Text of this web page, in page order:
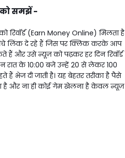
समझें -
रिवॉर्ड(Earn Money Online) मिलता है
लिंक दे रहे हैं जिस पर क्लिक करके आप
और उसे न्यूज़ को पढ़कर हर दिन रिवॉर्ड
रात के 10:00 बजे उन्हें ₹20 से लेकर ₹100
हैं भेज दी जाती है। यह बेहतर तरीका है पैसे
है और ना ही कोई गेम खेलना है केवल न्यूज़